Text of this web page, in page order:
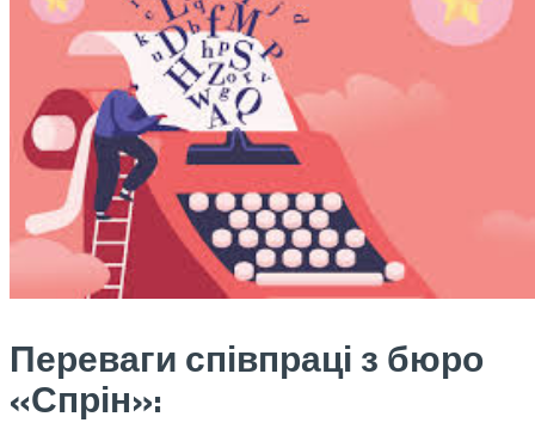
Переваги співпраці з бюро
«Спрін»: